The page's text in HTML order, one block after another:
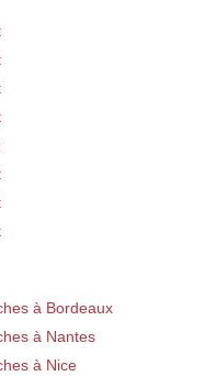
à Bordeaux
à Nantes
à Nice